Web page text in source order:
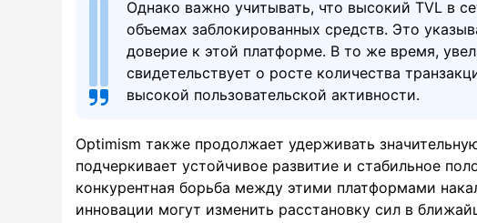
Однако важно учитывать, что высокий TVL в
объемах заблокированных средств. Это
доверие к этой платформе. В то же время,
свидетельствует о росте количества
высокой пользовательской активности.
Optimism также продолжает удерживать
подчеркивает устойчивое развитие и стабильное
конкурентная борьба между этими платформами
инновации могут изменить расстановку сил в